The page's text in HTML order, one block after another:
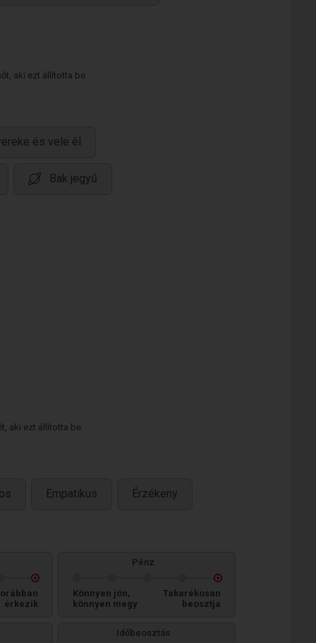
aki ezt állította be.
és vele él
Bak jegyű
aki ezt állította be.
Empatikus Érzékeny
érkezik
Pénz
Könnyen jön,
könnyen megy
Takarékosan
beosztja
Időbeosztás